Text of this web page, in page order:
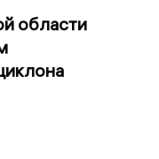
области